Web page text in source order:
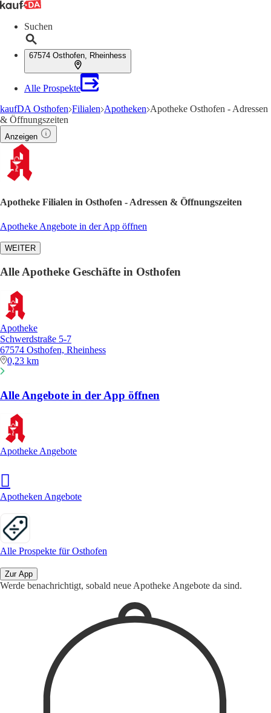
Suchen
67574 Osthofen, Rheinhess
Alle Prospekte
kaufDA Osthofen Filialen Apotheken Apotheke Osthofen - Adressen
& Öffnungszeiten
Anzeigen
Apotheke Filialen in Osthofen - Adressen & Öffnungszeiten
Apotheke Angebote in der App öffnen
WEITER
Alle Apotheke Geschäfte in Osthofen
Apotheke
Schwerdstraße 5-7
67574 Osthofen, Rheinhess
0,23 km
Alle Angebote in der App öffnen
Apotheke Angebote
Apotheken Angebote
Alle Prospekte für Osthofen
Zur App
Werde benachrichtigt, sobald neue Apotheke Angebote da sind.